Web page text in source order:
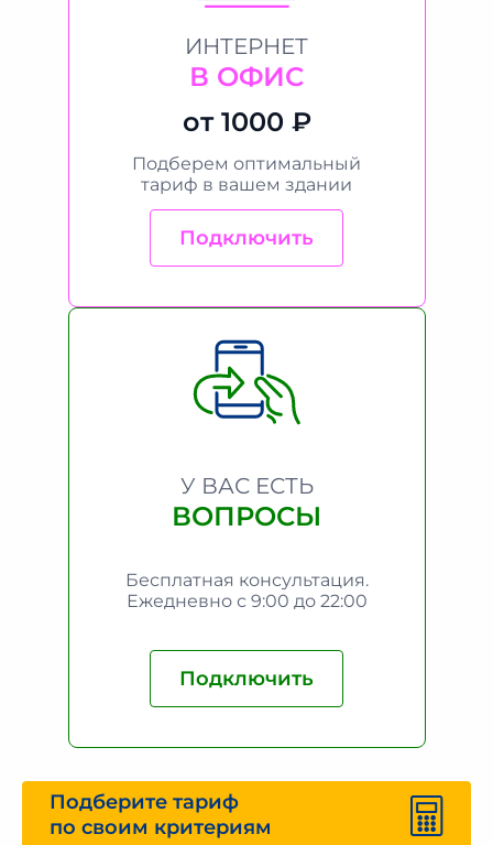
ИНТЕРНЕТ
В ОФИС
от 1000 ₽
Подберем оптимальный
тариф в вашем здании
Подключить
У ВАС ЕСТЬ
ВОПРОСЫ
Бесплатная консультация.
Ежедневно с 9:00 до 22:00
Подключить
Подберите тариф
по своим критериям